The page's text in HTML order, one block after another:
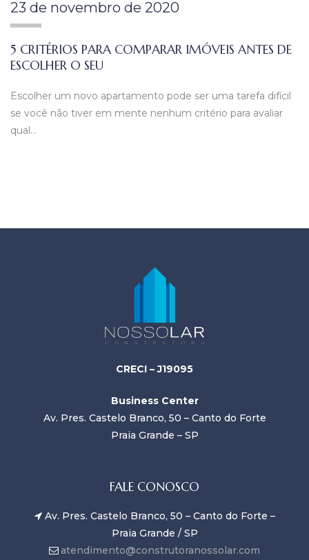
23 de novembro de 2020
5 CRITÉRIOS PARA COMPARAR IMÓVEIS ANTES DE
ESCOLHER O SEU
Escolher um novo apartamento pode ser uma tarefa difícil
se você não tiver em mente nenhum critério para avaliar
qual…
CRECI – J19095
Business Center
Av. Pres. Castelo Branco, 50 – Canto do Forte
Praia Grande – SP
FALE CONOSCO
Av. Pres. Castelo Branco, 50 – Canto do Forte –
Praia Grande / SP
atendimento@construtoranossolar.com